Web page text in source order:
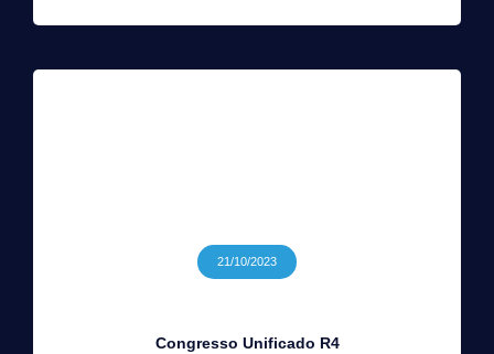
21/10/2023
Congresso Unificado R4